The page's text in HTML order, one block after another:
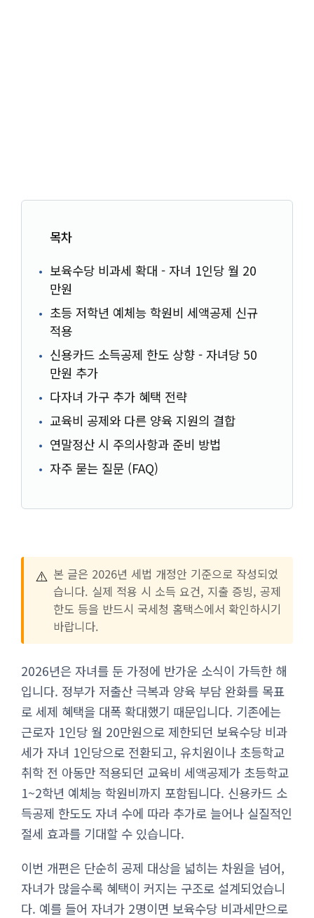
목차
보육수당 비과세 확대 - 자녀 1인당 월 20
만원
초등 저학년 예체능 학원비 세액공제 신규
적용
신용카드 소득공제 한도 상향 - 자녀당 50
만원 추가
다자녀 가구 추가 혜택 전략
교육비 공제와 다른 양육 지원의 결합
연말정산 시 주의사항과 준비 방법
자주 묻는 질문 (FAQ)
⚠️ 본 글은 2026년 세법 개정안 기준으로 작성되었
습니다. 실제 적용 시 소득 요건, 지출 증빙, 공제
한도 등을 반드시 국세청 홈택스에서 확인하시기
바랍니다.
2026년은 자녀를 둔 가정에 반가운 소식이 가득한 해
입니다. 정부가 저출산 극복과 양육 부담 완화를 목표
로 세제 혜택을 대폭 확대했기 때문입니다. 기존에는
근로자 1인당 월 20만원으로 제한되던 보육수당 비과
세가 자녀 1인당으로 전환되고, 유치원이나 초등학교
취학 전 아동만 적용되던 교육비 세액공제가 초등학교
1~2학년 예체능 학원비까지 포함됩니다. 신용카드 소
득공제 한도도 자녀 수에 따라 추가로 늘어나 실질적인
절세 효과를 기대할 수 있습니다.
이번 개편은 단순히 공제 대상을 넓히는 차원을 넘어,
자녀가 많을수록 혜택이 커지는 구조로 설계되었습니
다. 예를 들어 자녀가 2명이면 보육수당 비과세만으로